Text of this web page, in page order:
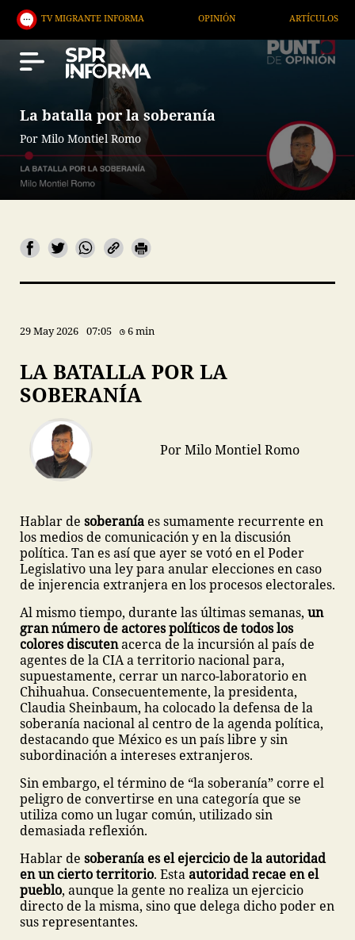
MIGRANTE INFORMA ARTÍCULOS
La batalla por la soberanía
Por Milo Montiel Romo
29 May 2026 07:05 6 min
LA BATALLA POR LA
SOBERANÍA
Por Milo Montiel Romo
Hablar de soberanía es sumamente recurrente en
los medios de comunicación y en la discusión
política. Tan es así que ayer se votó en el Poder
Legislativo una ley para anular elecciones en caso
de injerencia extranjera en los procesos electorales.
Al mismo tiempo, durante las últimas semanas, un
gran número de actores políticos de todos los
colores discutenacerca de la incursión al país de
agentes de la CIA a territorio nacional para,
supuestamente, cerrar un narco-laboratorio en
Chihuahua. Consecuentemente, la presidenta,
Claudia Sheinbaum, ha colocado la defensa de la
soberanía nacional al centro de la agenda política,
destacando que México es un país libre y sin
subordinación a intereses extranjeros.
Sin embargo, el término de “la soberanía” corre el
peligro de convertirse en una categoría que se
utiliza como un lugar común, utilizado sin
demasiada reflexión.
Hablar de soberanía es el ejercicio de la autoridad
en un cierto territorio. Estaautoridad recae en el
pueblo, aunque la gente no realiza un ejercicio
directo de la misma, sino que delega dicho poder en
sus representantes.